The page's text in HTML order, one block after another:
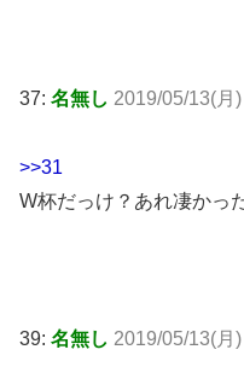
37: 名無し 2019/05/13(月
>>31
W杯だっけ？あれ凄かっ
39: 名無し 2019/05/13(月